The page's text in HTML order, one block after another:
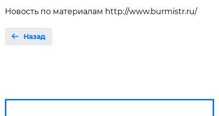
Новость по материалам http://www.burmistr.ru/
Назад